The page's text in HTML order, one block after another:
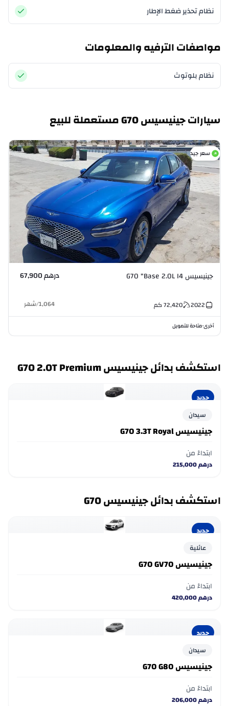
نظام تحذير ضغط الإطار
مواصفات الترفيه والمعلومات
نظام بلوتوث
سيارات جينيسيس G70 مستعملة للبيع
سعر جيد
جينيسيس G70 "Base 2.0L I4 درهم 67,900
2022
72,420كم 1,064
/شهر
أخرى•متاحة للتمويل
استكشف بدائل جينيسيس G70 2.0T Premium
جديد
سيدان
جينيسيس G70 3.3T Royal
ابتداءً من
درهم215,000
استكشف بدائل جينيسيس G70
جديد
عائلية
جينيسيس G70 GV70
ابتداءً من
درهم420,000
جديد
سيدان
جينيسيس G70 G80
ابتداءً من
درهم206,000